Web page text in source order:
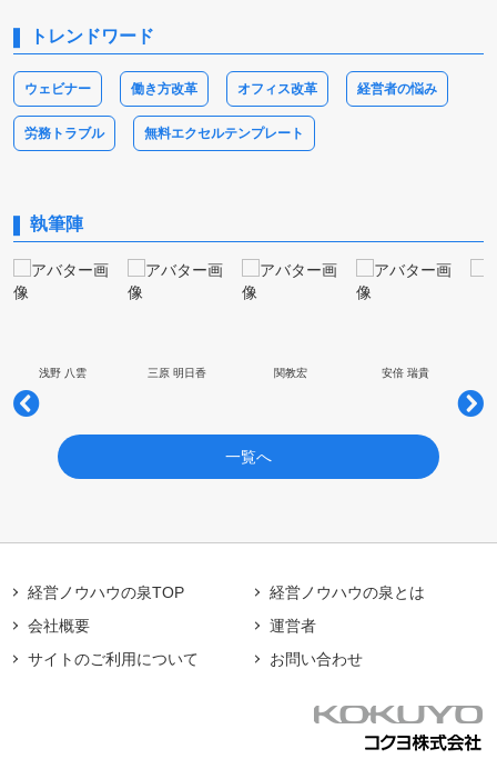
トレンドワード
ウェビナー 働き方改革 オフィス改革 経営者の悩み
労務トラブル 無料エクセルテンプレート
執筆陣
浅野 八雲 三原 明日香 関教宏 安倍 瑞貴
一覧へ
経営ノウハウの泉TOP
経営ノウハウの泉とは
会社概要
運営者
サイトのご利用について
お問い合わせ